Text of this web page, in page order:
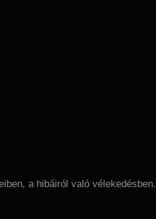
a hibáiról való vélekedésben.